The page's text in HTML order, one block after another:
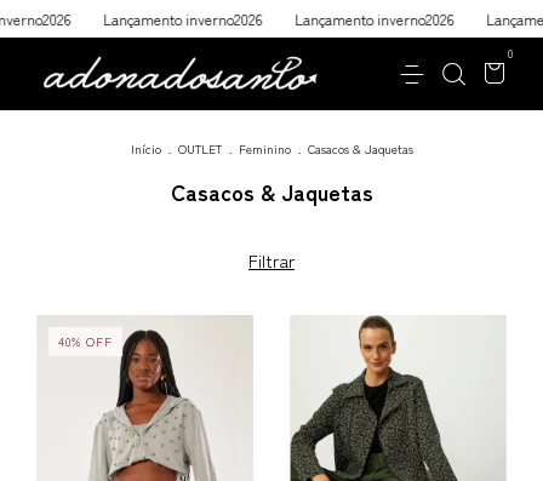
Lançamento inverno2026 Lançamento inverno2026 Lançamento
0
Início . OUTLET . Feminino . Casacos & Jaquetas
Casacos & Jaquetas
Filtrar
40% OFF